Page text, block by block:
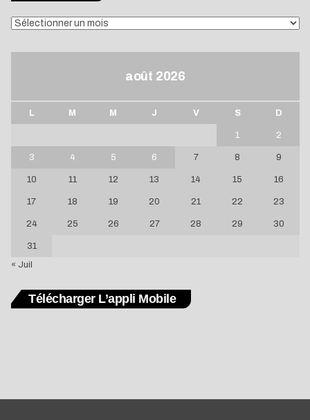
ARCHIVES
août 2026
L M M J V S D
1 2
3 4 5 6 7 8 9
10 11 12 13 14 15 16
17 18 19 20 21 22 23
24 25 26 27 28 29 30
31
« Juil
Télécharger L’appli Mobile